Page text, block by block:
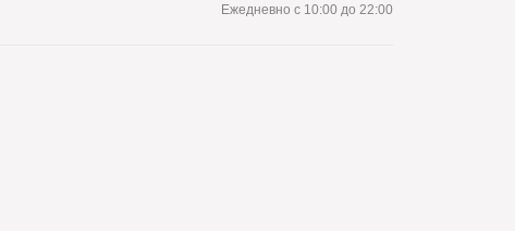
Ежедневно с 10:00 до 22:00